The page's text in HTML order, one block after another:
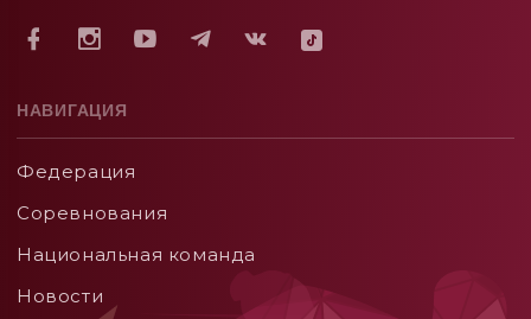
НАВИГАЦИЯ
Федерация
Соревнования
Национальная команда
Новости